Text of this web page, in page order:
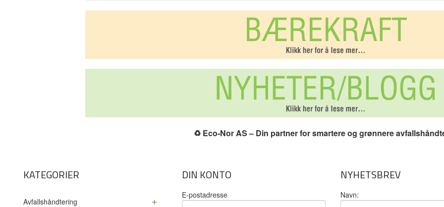
♻️ Eco-Nor AS – Din partner for smartere og grønnere
KATEGORIER
Avfallshåndtering
DIN KONTO
E-postadresse
NYHETSBREV
Navn: